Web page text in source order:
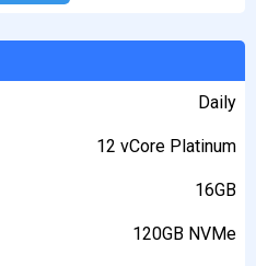
Daily
12 vCore Platinum
16GB
120GB NVMe